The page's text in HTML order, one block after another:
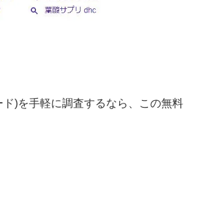
)を手軽に調査するなら、この無料